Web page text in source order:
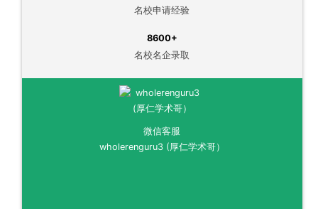
名校申请经验
8600+
名校名企录取
微信客服
wholerenguru3 (厚仁学术哥）